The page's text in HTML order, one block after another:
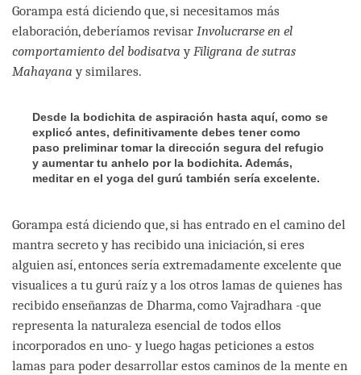
Gorampa está diciendo que, si necesitamos más
elaboración, deberíamos revisar Involucrarse en el
comportamiento del bodisatvayFiligrana de sutras
Mahayana y similares.
Desde la bodichita de aspiración hasta aquí, como se
explicó antes, definitivamente debes tener como
paso preliminar tomar la dirección segura del refugio
y aumentar tu anhelo por la bodichita. Además,
meditar en el yoga del gurú también sería excelente.
Gorampa está diciendo que, si has entrado en el camino del
mantra secreto y has recibido una iniciación, si eres
alguien así, entonces sería extremadamente excelente que
visualices a tu gurú raíz y a los otros lamas de quienes has
recibido enseñanzas de Dharma, como Vajradhara -que
representa la naturaleza esencial de todos ellos
incorporados en uno- y luego hagas peticiones a estos
lamas para poder desarrollar estos caminos de la mente en